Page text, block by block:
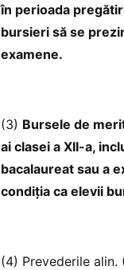
în perioada
bursieri să se
examene.
(3) Bursele de
ai clasei a XII-a,
bacalaureat sau a
condiția ca elevii
(4) Prevederile alin.